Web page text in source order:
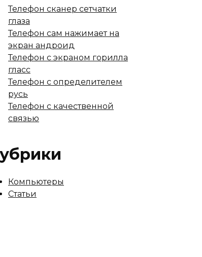
Телефон сканер сетчатки
глаза
Телефон сам нажимает на
экран андроид
Телефон с экраном горилла
гласс
Телефон с определителем
русь
Телефон с качественной
связью
Компьютеры
Статьи